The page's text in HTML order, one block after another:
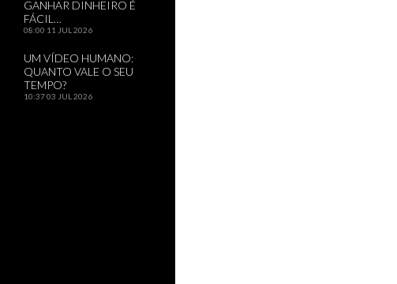
GANHAR DINHEIRO É
FÁCIL…
08:00 11 JUL 2026
UM VÍDEO HUMANO:
QUANTO VALE O SEU
TEMPO?
10:3703 JUL 2026